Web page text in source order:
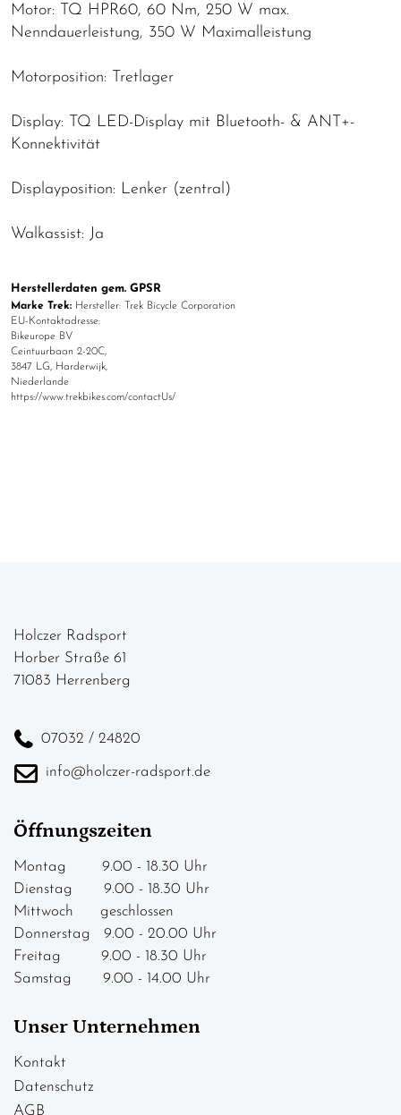
Motor: TQ HPR60, 60 Nm, 250 W max.
Nenndauerleistung, 350 W Maximalleistung
Motorposition: Tretlager
Display: TQ LED-Display mit Bluetooth- & ANT+-
Konnektivität
Displayposition: Lenker (zentral)
Walkassist: Ja
Herstellerdaten gem. GPSR
Marke Trek: Hersteller: Trek Bicycle Corporation
EU-Kontaktadresse:
Bikeurope BV
Ceintuurbaan 2-20C,
3847 LG, Harderwijk,
Niederlande
https://www.trekbikes.com/contactUs/
Holczer Radsport
Horber Straße 61
71083 Herrenberg
07032 / 24820
info@holczer-radsport.de
Öffnungszeiten
Montag 9.00 - 18.30 Uhr
Dienstag 9.00 - 18.30 Uhr
Mittwoch geschlossen
Donnerstag 9.00 - 20.00 Uhr
Freitag 9.00 - 18.30 Uhr
Samstag 9.00 - 14.00 Uhr
Unser Unternehmen
Kontakt
Datenschutz
AGB